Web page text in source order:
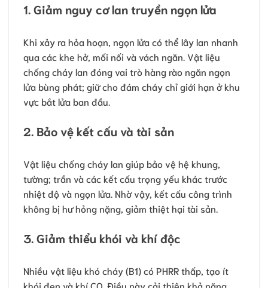
1. Giảm nguy cơ lan truyền ngọn lửa
Khi xảy ra hỏa hoạn, ngọn lửa có thể lây lan nhanh
qua các khe hở, mối nối và vách ngăn. Vật liệu
chống cháy lan đóng vai trò hàng rào ngăn ngọn
lửa bùng phát; giữ cho đám cháy chỉ giới hạn ở khu
vực bắt lửa ban đầu.
2. Bảo vệ kết cấu và tài sản
Vật liệu chống cháy lan giúp bảo vệ hệ khung,
tường; trần và các kết cấu trọng yếu khác trước
nhiệt độ và ngọn lửa. Nhờ vậy, kết cấu công trình
không bị hư hỏng nặng, giảm thiệt hại tài sản.
3. Giảm thiểu khói và khí độc
Nhiều vật liệu khó cháy (B1) có PHRR thấp, tạo ít
khói đen và khí CO. Điều này cải thiện khả năng